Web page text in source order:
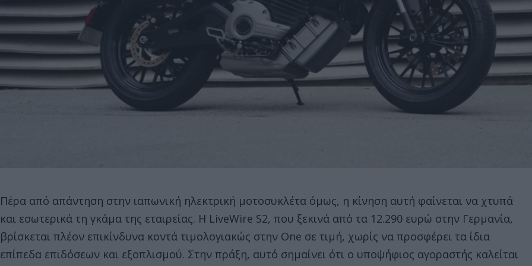
Πέρα από απάντηση στην ιαπωνική ηλεκτρική μοτοσυκλέτα όμως, η κίνηση αυτή φαίνεται να χτυπά
και εσωτερικά τη γκάμα της εταιρείας. Η LiveWire S2, που ξεκινά από τα 12.290 ευρώ στην Γερμανία,
βρίσκεται πλέον επικίνδυνα κοντά τιμολογιακώς στην One σε τιμή, χωρίς να προσφέρει τα ίδια
επίπεδα επιδόσεων και εξοπλισμού. Στην πράξη, αυτό σημαίνει ότι ο υποψήφιος αγοραστής καλείται